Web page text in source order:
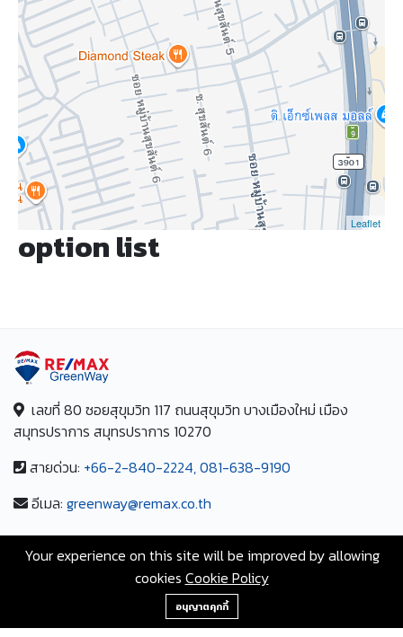
Leaflet
option list
เลขที่ 80 ซอยสุขุมวิท 117 ถนนสุขุมวิท บางเมืองใหม่ เมือง
สมุทรปราการ สมุทรปราการ 10270
สายด่วน: +66-2-840-2224, 081-638-9190
อีเมล: greenway@remax.co.th
©2567 AgentHomeMart.com is Proudly Powered by
+66-2-840-2224, 081-638-9190
Your experience on this site will be improved by allowing
cookies Cookie Policy
อนุญาตคุกกี้